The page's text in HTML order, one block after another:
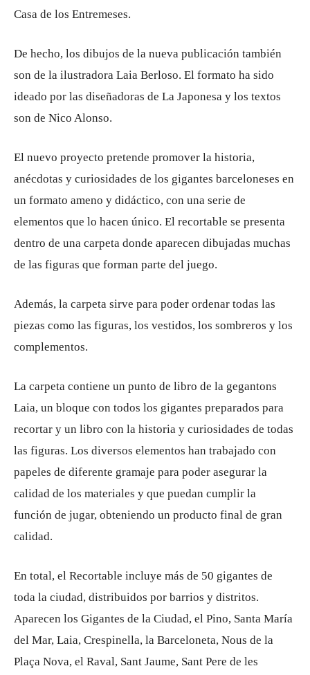
Casa de los Entremeses.
De hecho, los dibujos de la nueva publicación también
son de la ilustradora Laia Berloso. El formato ha sido
ideado por las diseñadoras de La Japonesa y los textos
son de Nico Alonso.
El nuevo proyecto pretende promover la historia,
anécdotas y curiosidades de los gigantes barceloneses en
un formato ameno y didáctico, con una serie de
elementos que lo hacen único. El recortable se presenta
dentro de una carpeta donde aparecen dibujadas muchas
de las figuras que forman parte del juego.
Además, la carpeta sirve para poder ordenar todas las
piezas como las figuras, los vestidos, los sombreros y los
complementos.
La carpeta contiene un punto de libro de la gegantons
Laia, un bloque con todos los gigantes preparados para
recortar y un libro con la historia y curiosidades de todas
las figuras. Los diversos elementos han trabajado con
papeles de diferente gramaje para poder asegurar la
calidad de los materiales y que puedan cumplir la
función de jugar, obteniendo un producto final de gran
calidad.
En total, el Recortable incluye más de 50 gigantes de
toda la ciudad, distribuidos por barrios y distritos.
Aparecen los Gigantes de la Ciudad, el Pino, Santa María
del Mar, Laia, Crespinella, la Barceloneta, Nous de la
Plaça Nova, el Raval, Sant Jaume, Sant Pere de les